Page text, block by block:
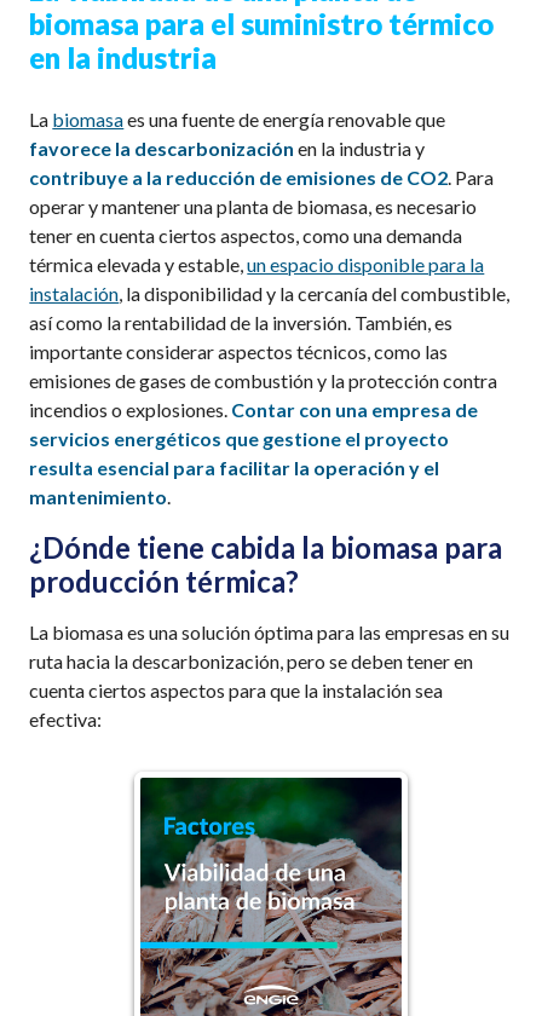
biomasa para el suministro térmico
en la industria
La biomasaes una fuente de energía renovable que
favorece la descarbonizaciónen la industria y
contribuye a la reducción de emisiones de CO2. Para
operar y mantener una planta de biomasa, es necesario
tener en cuenta ciertos aspectos, como una demanda
térmica elevada y estable,un espacio disponible para la
instalación, la disponibilidad y lacercanía del combustible,
así como la rentabilidad de la inversión. También, es
importante considerar aspectos técnicos, como las
emisiones de gases de combustión y la protección contra
incendioso explosiones. Contar con una empresa de
servicios energéticos que gestione el proyecto
resulta esencial para facilitar la operación y el
mantenimiento.
¿Dónde tiene cabida la biomasa para
producción térmica?
La biomasa es una solución óptima para las empresas en su
ruta hacia la descarbonización, pero se deben tener en
cuenta ciertos aspectos para que la instalación sea
efectiva: